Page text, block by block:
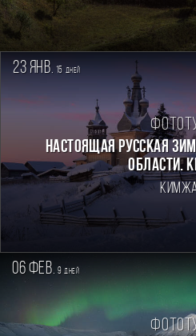
23 янв. 15 дней
Настоящая Русская
области.
06 фев. 9дней